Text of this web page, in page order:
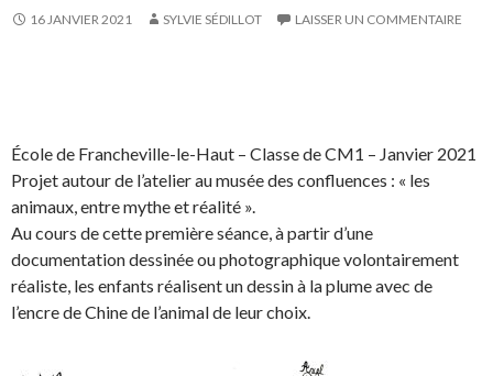
16 JANVIER 2021 SYLVIE SÉDILLOT LAISSER UN COMMENTAIRE
a
r
e
o
n
F
a
a
r
e
o
n
T
w
r
t
a
g
e
r
s
i
n
l
e
r
!
École de Francheville-le-Haut – Classe de CM1 – Janvier 2021
Projet autour de l’atelier au musée des confluences : « les
animaux, entre mythe et réalité ».
Au cours de cette première séance, à partir d’une
documentation dessinée ou photographique volontairement
réaliste, les enfants réalisent un dessin à la plume avec de
l’encre de Chine de l’animal de leur choix.